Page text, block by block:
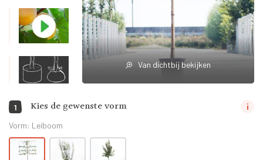
Van dichtbij bekijken
1 Kies de gewenste vorm
Vorm: Leiboom